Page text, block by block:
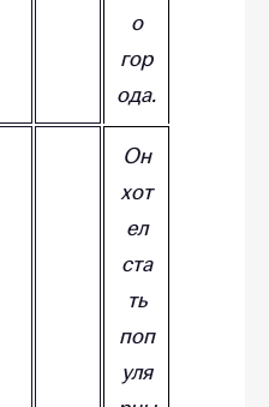
о
гор
ода.
Он
хот
ел
ста
ть
поп
уля